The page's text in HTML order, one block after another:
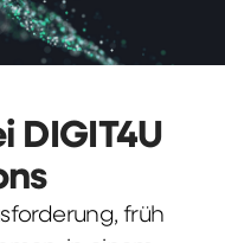
DIGIT4U
früh